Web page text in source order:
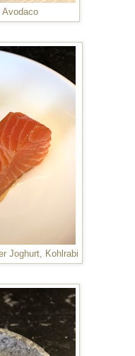
Avodaco
Joghurt, Kohlrabi